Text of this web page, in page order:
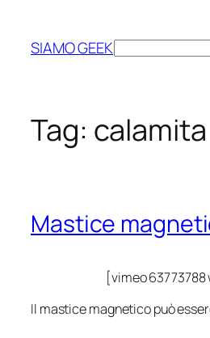
contenuto
SIAMO GEEKCerca
Tag: calamita
Mastice
[vimeo
Il mastice magnetico può